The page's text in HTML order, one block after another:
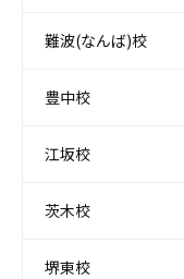
難波(なんば)校
豊中校
江坂校
茨木校
堺東校